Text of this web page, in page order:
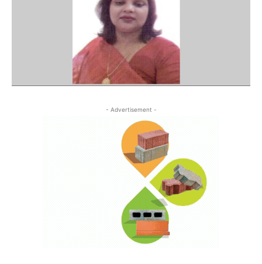
- Advertisement -